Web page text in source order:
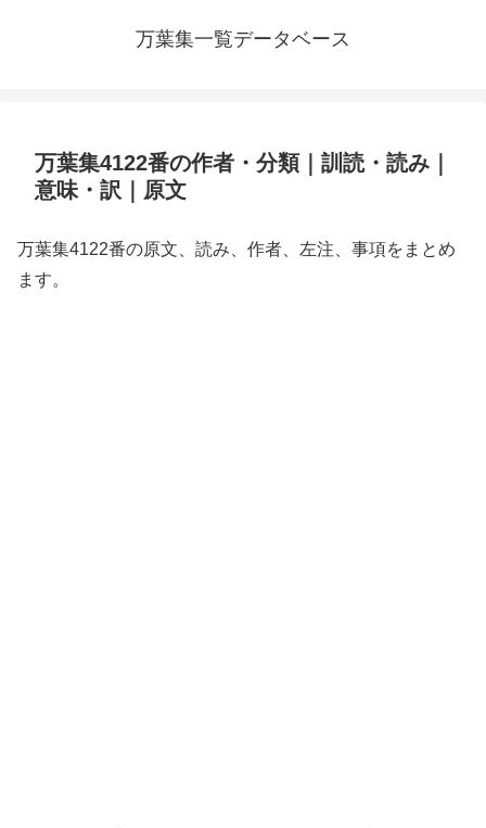
万葉集一覧データベース
万葉集4122番の作者・分類｜訓読・読み｜
意味・訳｜原文
万葉集4122番の原文、読み、作者、左注、事項をまとめ
ます。